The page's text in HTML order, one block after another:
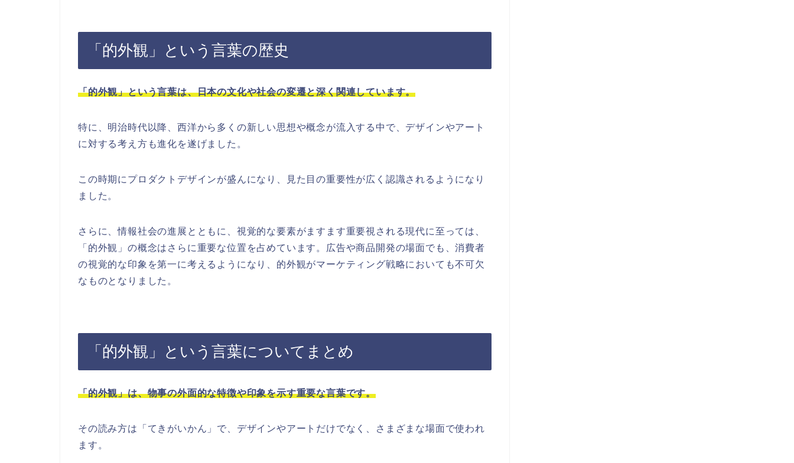
「的外観」という言葉の歴史
「的外観」という言葉は、日本の文化や社会の変遷と深く関連しています。
特に、明治時代以降、西洋から多くの新しい思想や概念が流入する中で、デザインやアート
に対する考え方も進化を遂げました。
この時期にプロダクトデザインが盛んになり、見た目の重要性が広く認識されるようになり
ました。
さらに、情報社会の進展とともに、視覚的な要素がますます重要視される現代に至っては、
「的外観」の概念はさらに重要な位置を占めています。広告や商品開発の場面でも、消費者
の視覚的な印象を第一に考えるようになり、的外観がマーケティング戦略においても不可欠
なものとなりました。
「的外観」という言葉についてまとめ
「的外観」は、物事の外面的な特徴や印象を示す重要な言葉です。
その読み方は「てきがいかん」で、デザインやアートだけでなく、さまざまな場面で使われ
ます。